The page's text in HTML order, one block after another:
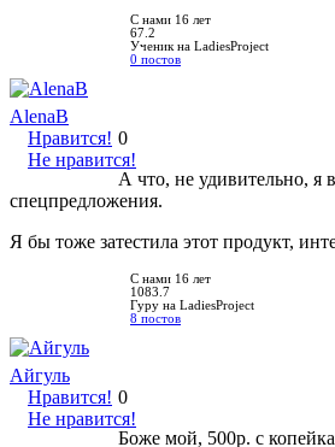
С нами 16 лет
67.2
Ученик на LadiesProject
0 постов
AlenaB
Нравится!
Не нравится!
0
А что, не удивительно, я
спецпредложения.
Я бы тоже затестила этот продукт,
С нами 16 лет
1083.7
Гуру на LadiesProject
8 постов
Айгуль
Нравится!
Не нравится!
0
Боже мой, 500р. с